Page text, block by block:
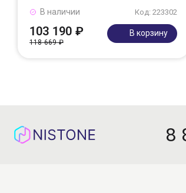
Код: 223302
В наличии
103 190 ₽
118 669 ₽
В корзину
8